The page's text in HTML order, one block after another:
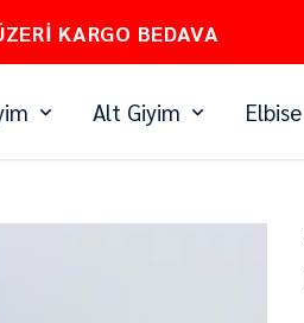
3 TAKSİT
Alt Giyim Elbise